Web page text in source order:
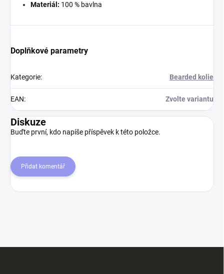
Materiál: 100 % bavlna
Doplňkové parametry
Kategorie: Bearded kolie
EAN: Zvolte variantu
Diskuze
Buďte první, kdo napíše příspěvek k této položce.
Přidat komentář